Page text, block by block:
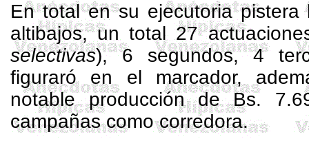
En total en su ejecutoria
altibajos, un total 27
selectivas), 6 segundos, 4
figuraró en el marcador,
notable producción de Bs.
campañas como corredora.